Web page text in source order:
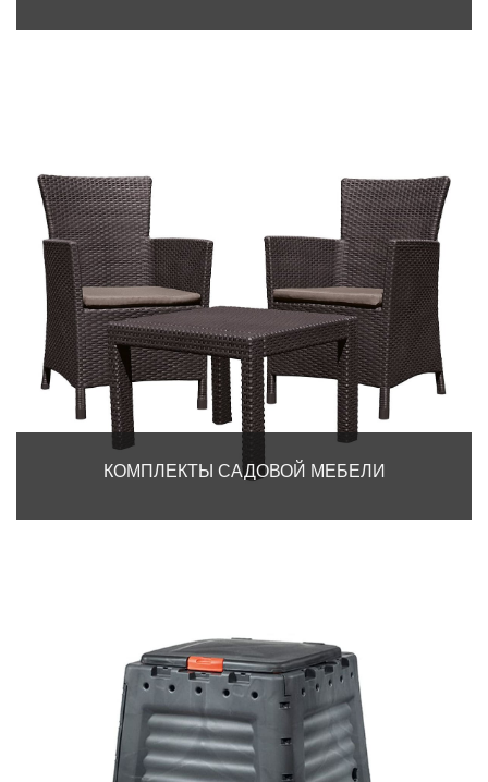
КОМПЛЕКТЫ САДОВОЙ МЕБЕЛИ